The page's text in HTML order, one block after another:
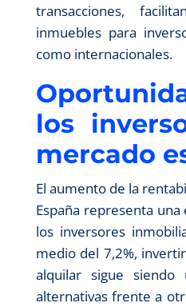
transacciones,
inmuebles para
como internacionales.
los
mercado
El aumento de la
España representa
los inversores
medio del 7,2%,
alquilar sigue
alternativas frente a